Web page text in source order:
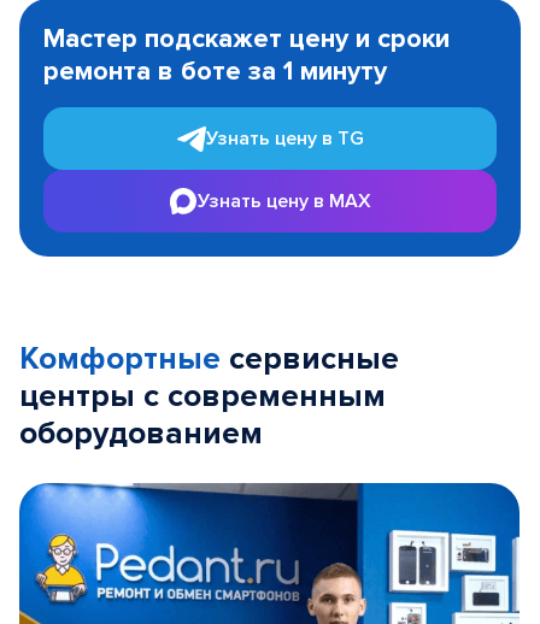
1
Мастер подскажет цену и сроки
ремонта в боте за 1 минуту
Узнать цену в TG
Узнать цену в MAX
Комфортные сервисные
центры с современным
оборудованием